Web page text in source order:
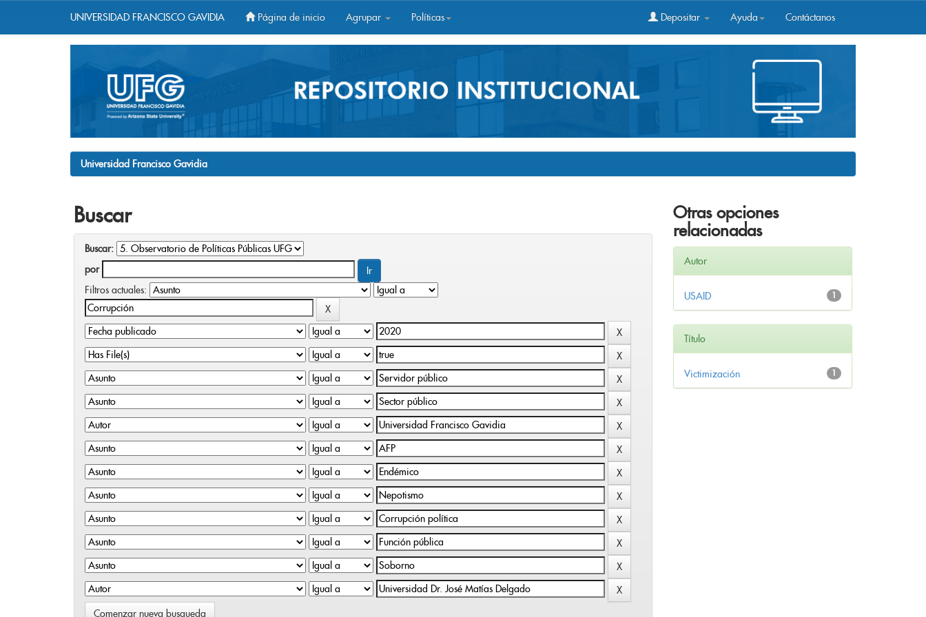
UNIVERSIDAD FRANCISCO GAVIDIA Página de inicio Agrupar Políticas Depositar Ayuda Contáctanos
Universidad Francisco Gavidia
Buscar
Buscar:
por
Filtros actuales:
Comenzar nueva busqueda
Otras opciones
relacionadas
Autor
1
USAID
Título
1
Victimización